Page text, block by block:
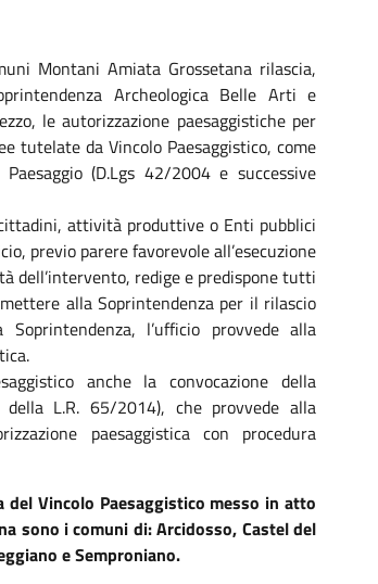
Montani Amiata Grossetana rilascia,
Archeologica Belle Arti e
le autorizzazione paesaggistiche per
tutelate da Vincolo Paesaggistico, come
(D.Lgs 42/2004 e successive
attività produttive o Enti pubblici
previo parere favorevole all’esecuzione
dell’intervento, redige e predispone tutti
alla Soprintendenza per il rilascio
l’ufficio provvede alla
anche la convocazione della
L.R. 65/2014), che provvede alla
paesaggistica con procedura
Vincolo Paesaggistico messo in atto
sono i comuni di: Arcidosso, Castel del
e Semproniano.